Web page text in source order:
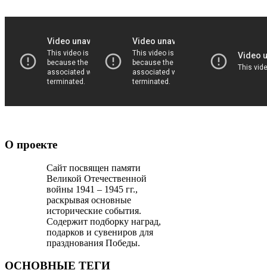
О проекте
Сайт посвящен памяти
Великой Отечественной
войны 1941 – 1945 гг.,
раскрывая основные
исторические события.
Содержит подборку наград,
подарков и сувениров для
празднования Победы.
ОСНОВНЫЕ ТЕГИ